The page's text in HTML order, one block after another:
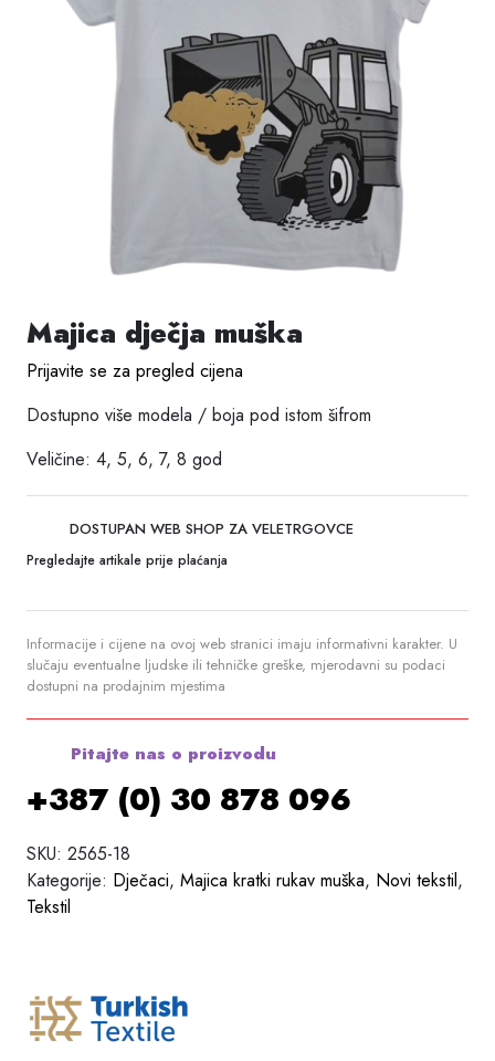
Majica dječja muška
Prijavite se za pregled cijena
Dostupno više modela / boja pod istom šifrom
Veličine: 4, 5, 6, 7, 8 god
DOSTUPAN WEB SHOP ZA VELETRGOVCE
Pregledajte artikale prije plaćanja
Informacije i cijene na ovoj web stranici imaju informativni karakter. U
slučaju eventualne ljudske ili tehničke greške, mjerodavni su podaci
dostupni na prodajnim mjestima
Pitajte nas o proizvodu
+387 (0) 30 878 096
SKU: 2565-18
Kategorije: Dječaci, Majica kratki rukav muška, Novi tekstil,
Tekstil